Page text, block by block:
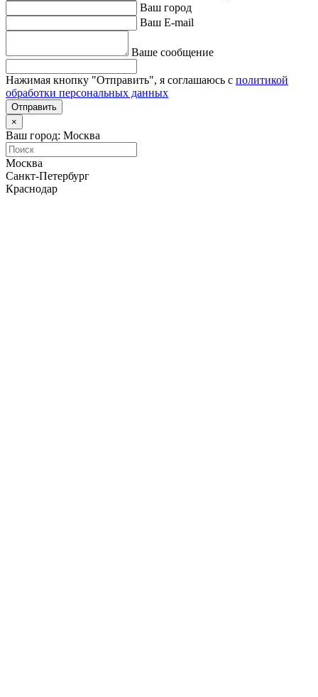
Ваш город
Ваш E-mail
Ваше сообщение
Нажимая кнопку "Отправить", я соглашаюсь с политикой
обработки персональных данных
Отправить
×
Ваш город: Москва
Москва
Санкт-Петербург
Краснодар